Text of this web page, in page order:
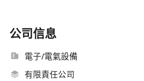
公司信息
電子/電氣設備
有限責任公司